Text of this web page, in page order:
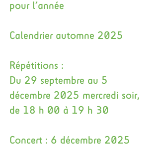
pour l’année
Calendrier automne 2025
Répétitions :
Du 29 septembre au 5
décembre 2025 mercredi soir,
de 18 h 00 à 19 h 30
Concert : 6 décembre 2025